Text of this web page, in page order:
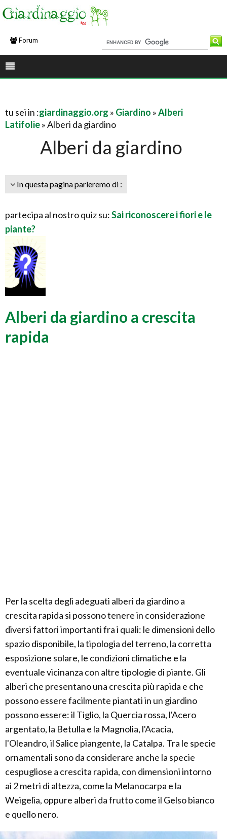
Forum
tu sei in :giardinaggio.org » Giardino »Alberi
Latifolie» Alberi da giardino
Alberi da giardino
In questa pagina parleremo di :
partecipa al nostro quiz su:Sai riconoscere i fiori e le
piante?
Alberi da giardino a crescita
rapida
Per la scelta degli adeguati alberi da giardino a
crescita rapida si possono tenere in considerazione
diversi fattori importanti fra i quali: le dimensioni dello
spazio disponibile, la tipologia del terreno, la corretta
esposizione solare, le condizioni climatiche e la
eventuale vicinanza con altre tipologie di piante. Gli
alberi che presentano una crescita più rapida e che
possono essere facilmente piantati in un giardino
possono essere: il Tiglio, la Quercia rossa, l'Acero
argentato, la Betulla e la Magnolia, l'Acacia,
l'Oleandro, il Salice piangente, la Catalpa. Tra le specie
ornamentali sono da considerare anche la specie
cespugliose a crescita rapida, con dimensioni intorno
ai 2 metri di altezza, come la Melanocarpa e la
Weigelia, oppure alberi da frutto come il Gelso bianco
e quello nero.